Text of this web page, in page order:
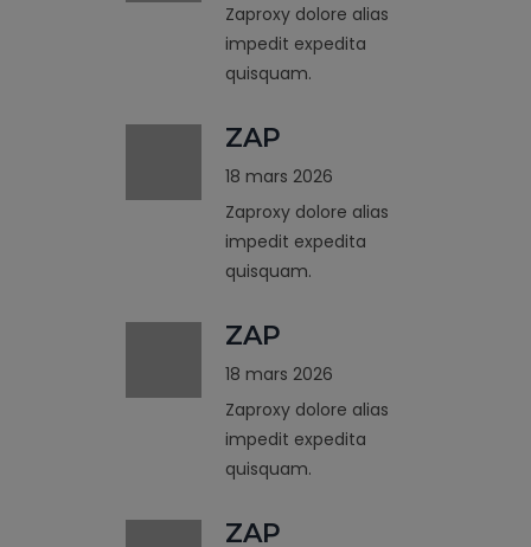
Zaproxy dolore alias
impedit expedita
quisquam.
ZAP
18 mars 2026
Zaproxy dolore alias
impedit expedita
quisquam.
ZAP
18 mars 2026
Zaproxy dolore alias
impedit expedita
quisquam.
ZAP